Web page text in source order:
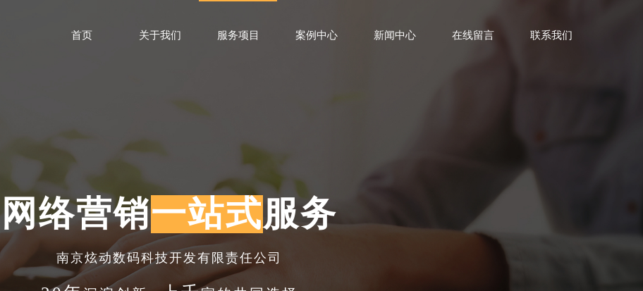
首页 关于我们 服务项目 案例中心 新闻中心 在线留言 联系我们
网络营销一站式服务
南京炫动数码科技开发有限责任公司